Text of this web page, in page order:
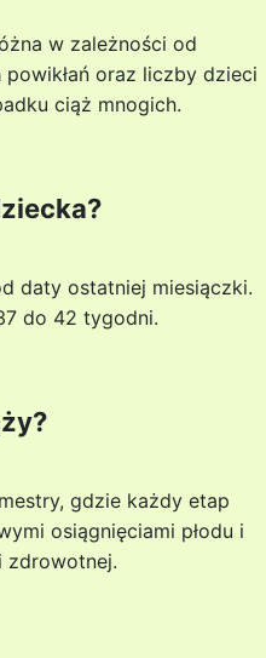
w zależności od
oraz liczby dzieci
ciąż mnogich.
daty ostatniej miesiączki.
do 42 tygodni.
gdzie każdy etap
osiągnięciami płodu i
zdrowotnej.